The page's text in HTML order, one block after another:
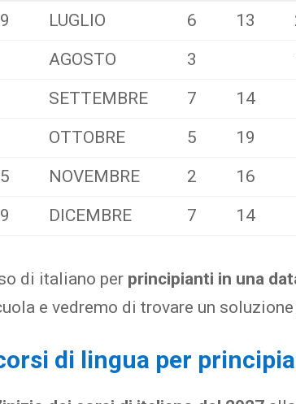
MESE
LUGLIO 6 13
AGOSTO 3
SETTEMBRE 7
14
OTTOBRE 5
19
NOVEMBRE 2
16
DICEMBRE 7 14
di italiano per principianti in una
e vedremo di trovare un soluzione
di lingua per